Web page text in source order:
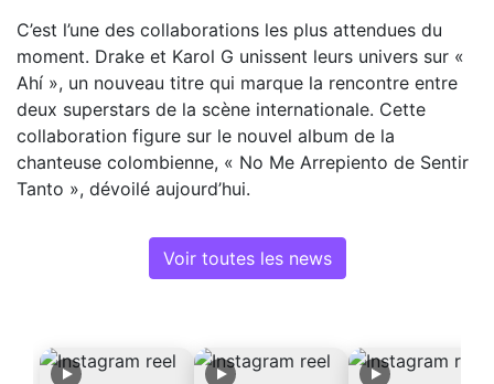
C’est l’une des collaborations les plus attendues du
moment. Drake et Karol G unissent leurs univers sur «
Ahí », un nouveau titre qui marque la rencontre entre
deux superstars de la scène internationale. Cette
collaboration figure sur le nouvel album de la
chanteuse colombienne, « No Me Arrepiento de Sentir
Tanto », dévoilé aujourd’hui.
Voir toutes les news